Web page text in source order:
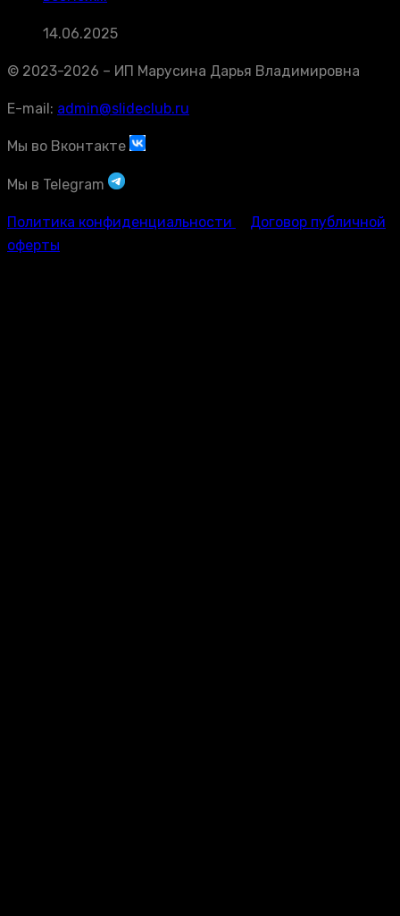
14.06.2025
© 2023-2026 – ИП Марусина Дарья Владимировна
E-mail: admin@slideclub.ru
Мы во Вконтакте
Мы в Telegram
Политика конфиденциальности
Договор публичной
оферты